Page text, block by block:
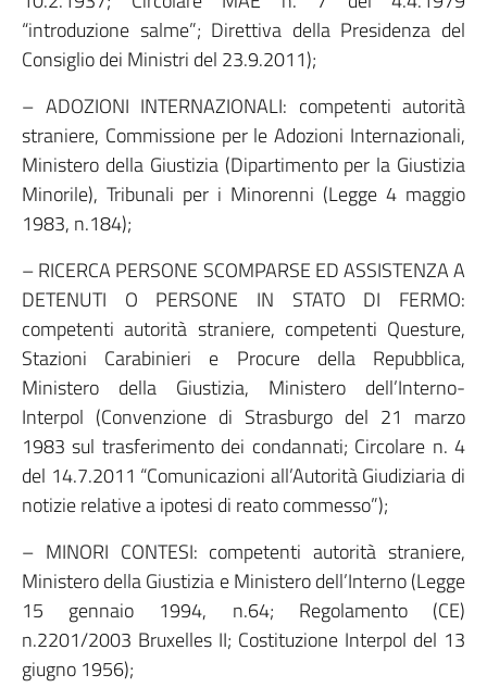
“introduzione salme”; Direttiva della Presidenza del
Consiglio dei Ministri del 23.9.2011);
– ADOZIONI INTERNAZIONALI: competenti autorità
straniere, Commissione per le Adozioni Internazionali,
Ministero della Giustizia (Dipartimento per la Giustizia
Minorile), Tribunali per i Minorenni (Legge 4 maggio
1983, n.184);
– RICERCA PERSONE SCOMPARSE ED ASSISTENZA A
DETENUTI O PERSONE IN STATO DI FERMO:
competenti autorità straniere, competenti Questure,
Stazioni Carabinieri e Procure della Repubblica,
Ministero della Giustizia, Ministero dell’Interno-
Interpol (Convenzione di Strasburgo del 21 marzo
1983 sul trasferimento dei condannati; Circolare n. 4
del 14.7.2011 “Comunicazioni all’Autorità Giudiziaria di
notizie relative a ipotesi di reato commesso”);
– MINORI CONTESI: competenti autorità straniere,
Ministero della Giustizia e Ministero dell’Interno (Legge
15 gennaio 1994, n.64; Regolamento (CE)
n.2201/2003 Bruxelles II; Costituzione Interpol del 13
giugno 1956);